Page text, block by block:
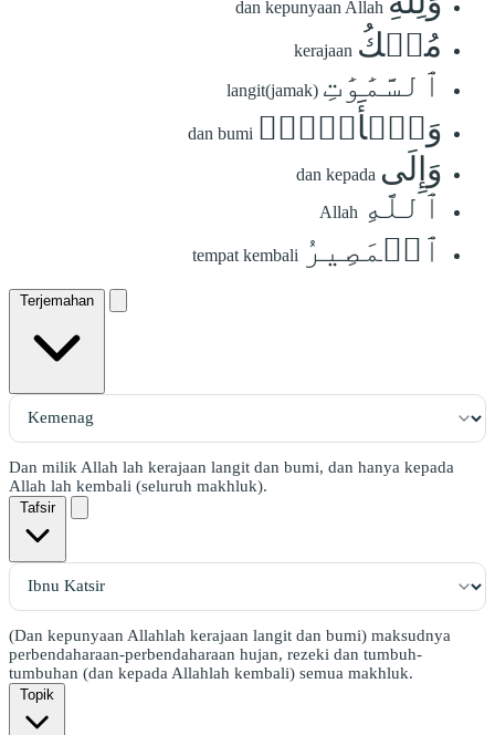
dan kepunyaan Allah
مُلۡكُ kerajaan
ٱلسَّمَٰوَٰتِ langit(jamak)
وَٱلۡأَرۡضِۖ dan bumi
وَإِلَى dan kepada
ٱللَّهِ Allah
ٱلۡمَصِيرُ tempat kembali
Terjemahan
Dan milik Allah lah kerajaan langit dan bumi, dan hanya kepada
Allah lah kembali (seluruh makhluk).
Tafsir
(Dan kepunyaan Allahlah kerajaan langit dan bumi) maksudnya
perbendaharaan-perbendaharaan hujan, rezeki dan tumbuh-
tumbuhan (dan kepada Allahlah kembali) semua makhluk.
Topik